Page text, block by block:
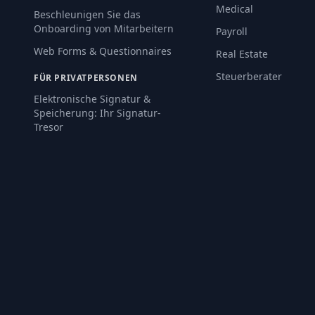
Beschleunigen Sie das
Onboarding von Mitarbeitern
Web Forms & Questionnaires
FÜR PRIVATPERSONEN
Elektronische Signatur &
Speicherung: Ihr Signatur-
Tresor
Medical
Payroll
Real Estate
Steuerberater